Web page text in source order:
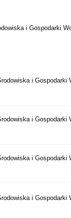
i Gospodarki
i Gospodarki
i Gospodarki
i Gospodarki
i Gospodarki